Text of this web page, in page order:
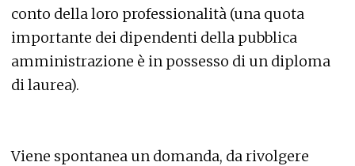
conto della loro professionalità (una quota
importante dei dipendenti della pubblica
amministrazione è in possesso di un diploma
di laurea).
Viene spontanea un domanda, da rivolgere